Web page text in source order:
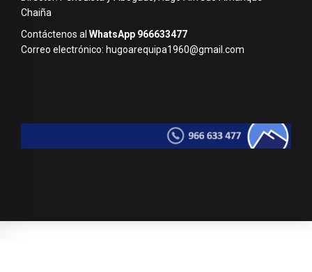
Chaiña
Contáctenos al WhatsApp 966633477
Correo electrónico: hugoarequipa1960@gmail.com